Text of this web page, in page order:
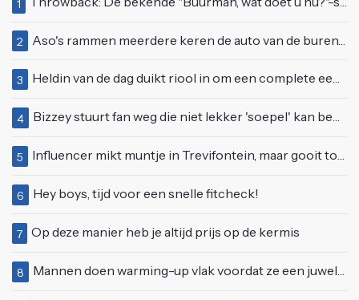
1
2 Aso's rammen meerdere keren de auto van de buren, maar doen alsof er niets gebeurd is
3 Heldin van de dag duikt riool in om een complete eendenfamilie te redden
4 Bizzey stuurt fan weg die niet lekker 'soepel' kan bewegen op podium
5 Influencer mikt muntje in Trevifontein, maar gooit toerist bijna knock-out
6 Hey boys, tijd voor een snelle fitcheck!
7 Op deze manier heb je altijd prijs op de kermis
8 Mannen doen warming-up vlak voordat ze een juwelierszaak in Rhenen overvallen